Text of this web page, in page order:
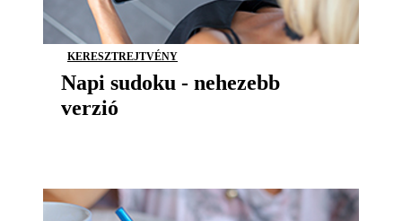
KERESZTREJTVÉNY
Napi sudoku - nehezebb
verzió